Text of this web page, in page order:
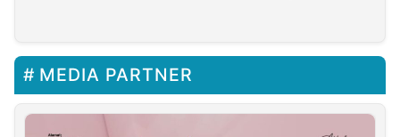
MEDIA PARTNER